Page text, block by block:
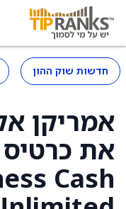
חדשות שוק ההון
אמריקן
Cash